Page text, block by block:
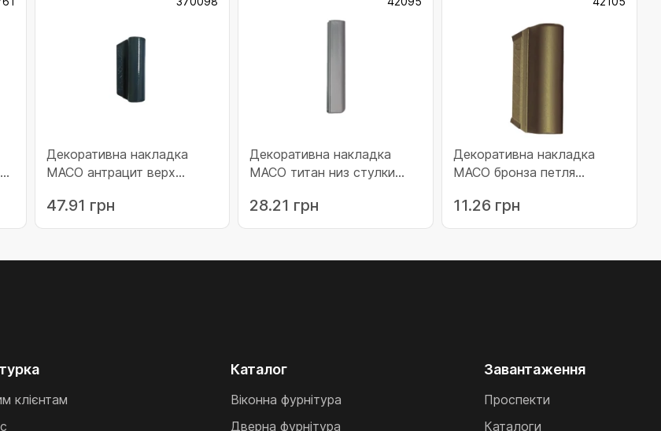
Декоративна накладка
MACO антрацит верх
47.91 грн
Декоративна накладка
MACO титан низ стулки
28.21 грн
Декоративна накладка
MACO бронза петля
11.26 грн
клієнтам
Каталог
Віконна фурнітура
Дверна фурнітура
Завантаження
Проспекти
Каталоги